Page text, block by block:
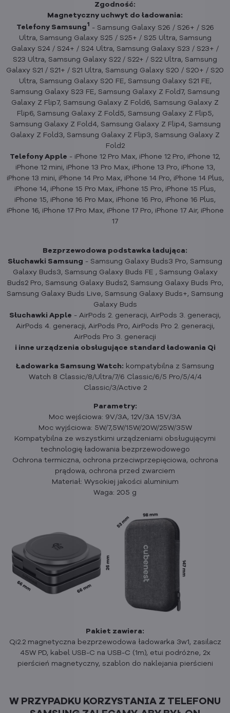
Zgodność:
Magnetyczny uchwyt do ładowania:
Telefony Samsung1 - Samsung Galaxy S26 / S26+ / S26
Ultra, Samsung Galaxy S25 / S25+ / S25 Ultra, Samsung
Galaxy S24 / S24+ / S24 Ultra, Samsung Galaxy S23 / S23+ /
S23 Ultra, Samsung Galaxy S22 / S22+ / S22 Ultra, Samsung
Galaxy S21 / S21+ / S21 Ultra, Samsung Galaxy S20 / S20+ / S20
Ultra, Samsung Galaxy S20 FE, Samsung Galaxy S21 FE,
Samsung Galaxy S23 FE, Samsung Galaxy Z Fold7, Samsung
Galaxy Z Flip7, Samsung Galaxy Z Fold6, Samsung Galaxy Z
Flip6, Samsung Galaxy Z Fold5, Samsung Galaxy Z Flip5,
Samsung Galaxy Z Fold4, Samsung Galaxy Z Flip4, Samsung
Galaxy Z Fold3, Samsung Galaxy Z Flip3, Samsung Galaxy Z
Fold2
Telefony Apple - iPhone 12 Pro Max, iPhone 12 Pro, iPhone 12,
iPhone 12 mini, iPhone 13 Pro Max, iPhone 13 Pro, iPhone 13,
iPhone 13 mini, iPhone 14 Pro Max, iPhone 14 Pro, iPhone 14 Plus,
iPhone 14, iPhone 15 Pro Max, iPhone 15 Pro, iPhone 15 Plus,
iPhone 15, iPhone 16 Pro Max, iPhone 16 Pro, iPhone 16 Plus,
iPhone 16, iPhone 17 Pro Max, iPhone 17 Pro, iPhone 17 Air, iPhone
17
Bezprzewodowa podstawka ładująca:
Słuchawki Samsung - Samsung Galaxy Buds3 Pro, Samsung
Galaxy Buds3, Samsung Galaxy Buds FE , Samsung Galaxy
Buds2 Pro, Samsung Galaxy Buds2, Samsung Galaxy Buds Pro,
Samsung Galaxy Buds Live, Samsung Galaxy Buds+, Samsung
Galaxy Buds
Słuchawki Apple - AirPods 2. generacji, AirPods 3. generacji,
AirPods 4. generacji, AirPods Pro, AirPods Pro 2. generacji,
AirPods Pro 3. generacji
i inne urządzenia obsługujące standard ładowania Qi
Ładowarka Samsung Watch: kompatybilna z Samsung
Watch 8 Classic/8/Ultra/7/6 Classic/6/5 Pro/5/4/4
Classic/3/Active 2
Parametry:
Moc wejściowa: 9V/3A, 12V/3A 15V/3A
Moc wyjściowa: 5W/7,5W/15W/20W/25W/35W
Kompatybilna ze wszystkimi urządzeniami obsługującymi
technologię ładowania bezprzewodowego
Ochrona termiczna, ochrona przeciwprzepięciowa, ochrona
prądowa, ochrona przed zwarciem
Materiał: Wysokiej jakości aluminium
Waga: 205 g
Pakiet zawiera:
Qi2.2 magnetyczna bezprzewodowa ładowarka 3w1, zasilacz
45W PD, kabel USB-C na USB-C (1m), etui podróżne, 2x
pierścień magnetyczny, szablon do naklejania pierścieni
W PRZYPADKU KORZYSTANIA Z TELEFONU